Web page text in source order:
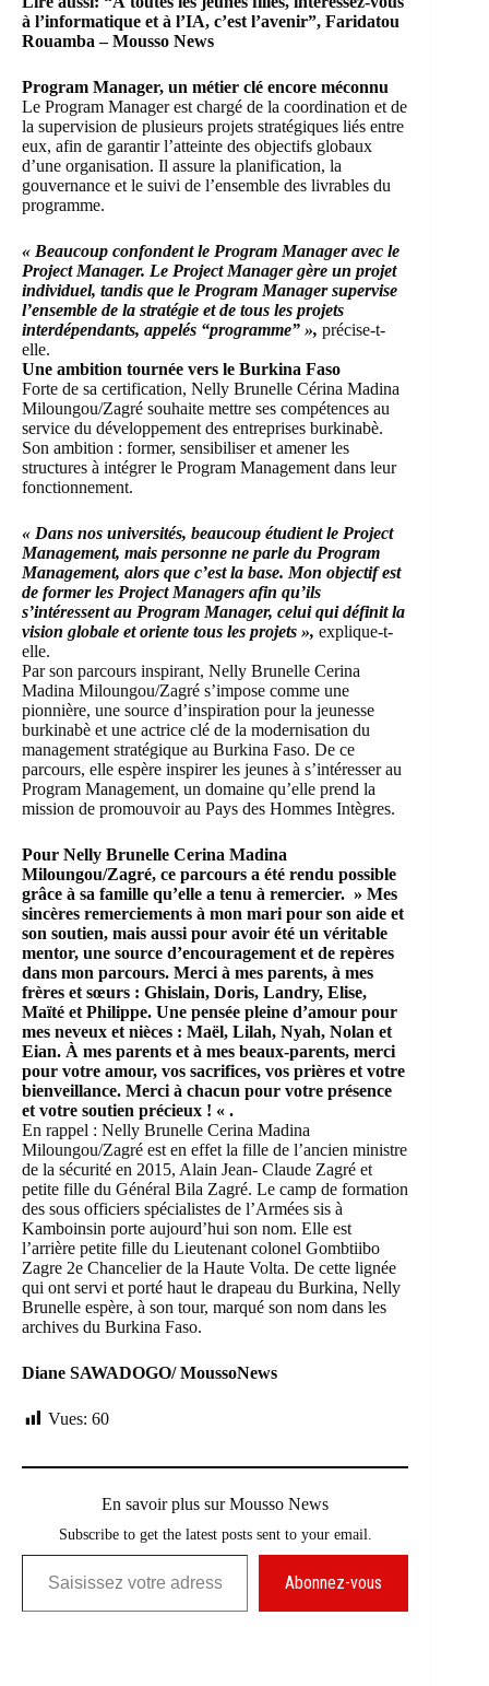
à l’informatique et à l’IA, c’est l’avenir”, Faridatou
Rouamba – Mousso News
Program Manager, un métier clé encore méconnu
Le Program Manager est chargé de la coordination et de
la supervision de plusieurs projets stratégiques liés entre
eux, afin de garantir l’atteinte des objectifs globaux
d’une organisation. Il assure la planification, la
gouvernance et le suivi de l’ensemble des livrables du
programme.
« Beaucoup confondent le Program Manager avec le
Project Manager. Le Project Manager gère un projet
individuel, tandis que le Program Manager supervise
l’ensemble de la stratégie et de tous les projets
interdépendants, appelés “programme” », précise-t-
elle.
Une ambition tournée vers le Burkina Faso
Forte de sa certification, Nelly Brunelle Cérina Madina
Miloungou/Zagré souhaite mettre ses compétences au
service du développement des entreprises burkinabè.
Son ambition : former, sensibiliser et amener les
structures à intégrer le Program Management dans leur
fonctionnement.
« Dans nos universités, beaucoup étudient le Project
Management, mais personne ne parle du Program
Management, alors que c’est la base. Mon objectif est
de former les Project Managers afin qu’ils
s’intéressent au Program Manager, celui qui définit la
vision globale et oriente tous les projets », explique-t-
elle.
Par son parcours inspirant, Nelly Brunelle Cerina
Madina Miloungou/Zagré s’impose comme une
pionnière, une source d’inspiration pour la jeunesse
burkinabè et une actrice clé de la modernisation du
management stratégique au Burkina Faso. De ce
parcours, elle espère inspirer les jeunes à s’intéresser au
Program Management, un domaine qu’elle prend la
mission de promouvoir au Pays des Hommes Intègres.
Pour Nelly Brunelle Cerina Madina
Miloungou/Zagré, ce parcours a été rendu possible
grâce à sa famille qu’elle a tenu à remercier. » Mes
sincères remerciements à mon mari pour son aide et
son soutien, mais aussi pour avoir été un véritable
mentor, une source d’encouragement et de repères
dans mon parcours. Merci à mes parents, à mes
frères et sœurs : Ghislain, Doris, Landry, Elise,
Maïté et Philippe. Une pensée pleine d’amour pour
mes neveux et nièces : Maël, Lilah, Nyah, Nolan et
Eian. À mes parents et à mes beaux-parents, merci
pour votre amour, vos sacrifices, vos prières et votre
bienveillance. Merci à chacun pour votre présence
et votre soutien précieux ! « .
En rappel : Nelly Brunelle Cerina Madina
Miloungou/Zagré est en effet la fille de l’ancien ministre
de la sécurité en 2015, Alain Jean- Claude Zagré et
petite fille du Général Bila Zagré. Le camp de formation
des sous officiers spécialistes de l’Armées sis à
Kamboinsin porte aujourd’hui son nom. Elle est
l’arrière petite fille du Lieutenant colonel Gombtiibo
Zagre 2e Chancelier de la Haute Volta. De cette lignée
qui ont servi et porté haut le drapeau du Burkina, Nelly
Brunelle espère, à son tour, marqué son nom dans les
archives du Burkina Faso.
Diane SAWADOGO/ MoussoNews
Vues: 60
En savoir plus sur Mousso News
Subscribe to get the latest posts sent to your email.
Saisissez votre adresse e-mail…
Abonnez-vous